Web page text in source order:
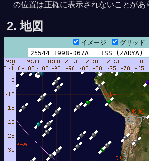
の位置は正確に表示されないことがあ
2. 地図
イメージ グリッド
時03分19秒